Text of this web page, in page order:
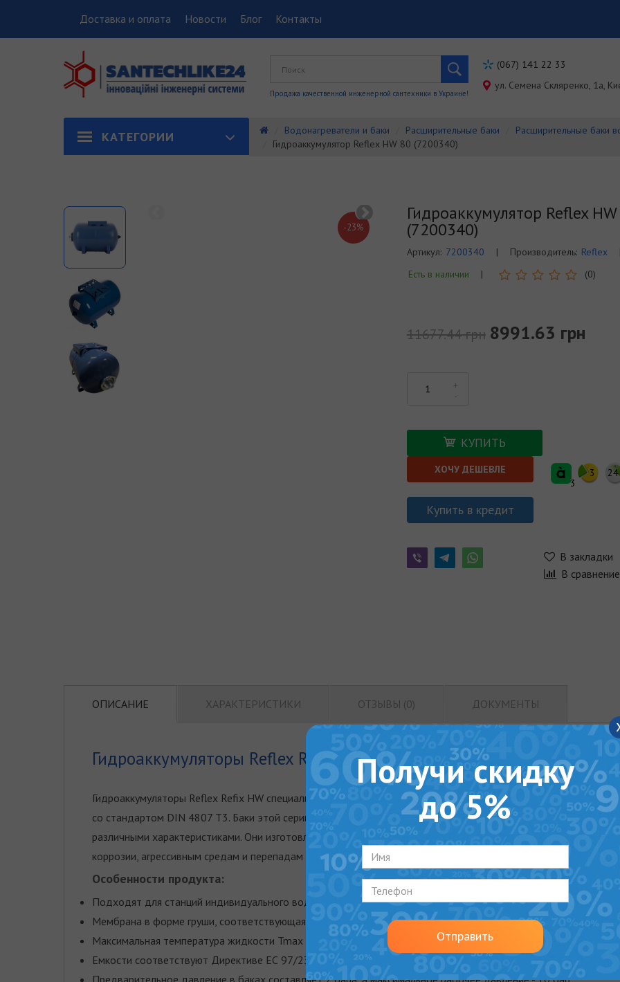
Доставка и оплата Новости Блог Контакты
Продажа качественной инженерной сантехники в Украине!
(067) 141 22 33
ул. Семена Скляренко, 1a,
КАТЕГОРИИ Водонагреватели и баки Расширительные баки
Расширительные баки
Гидроаккумулятор Reflex HW 80 (7200340)
-23%
Гидроаккумулятор Reflex
(7200340)
Артикул: 7200340 | Производитель: Reflex
Есть в наличии
| (0)
11677.44 грн 8991.63 грн
КУПИТЬ
ХОЧУ ДЕШЕВЛЕ
3
3 24
Купить в кредит
В закладки
В сравнение
ОПИСАНИЕ ХАРАКТЕРИСТИКИ ОТЗЫВЫ (0) ДОКУМЕНТЫ
Гидроаккумуляторы Reflex Refix HW
Гидроаккумуляторы Reflex Refix HW специально разработаны для использования в индивидуальных
со стандартом DIN 4807 Т3. Баки этой серии выпускаются объемом от 25 до 100 литров, что позволяет
различными характеристиками. Они изготовлены из высококачественной листовой стали, покрытой
коррозии, агрессивным средам и перепадам температуры.
Особенности продукта:
Подходят для станций индивидуального водоснабжения, пожаротушения и систем повышения давления.
Мембрана в форме груши, соответствующая стандарту DIN EN 13831, специально предназначена для
Максимальная температура жидкости Tmax составляет 70°С.
Емкости соответствуют Директиве ЕС 97/23/EG для оборудования, работающего под давлением.
Предварительное давление в баках составляет 2 бара, а максимальное рабочее давление - 10 бар.
Получи скидку
до 5%
Отправить